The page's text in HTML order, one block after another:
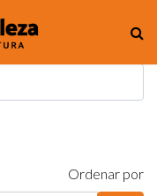
Ordenar por